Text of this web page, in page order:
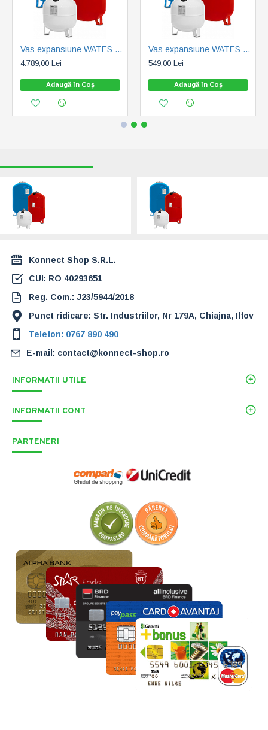
Vas expansiune WATES 1000L 10 bar (WAT001000)
4.789,00 Lei
Adaugă în Coş
Vas expansiune WATES 100L 6 bar (WAT00100 6bar)
549,00 Lei
Adaugă în Coş
Konnect Shop S.R.L.
CUI: RO 40293651
Reg. Com.: J23/5944/2018
Punct ridicare: Str. Industriilor, Nr 179A, Chiajna, Ilfov
Telefon: 0767 890 490
E-mail: contact@konnect-shop.ro
INFORMATII UTILE
INFORMATII CONT
PARTENERI